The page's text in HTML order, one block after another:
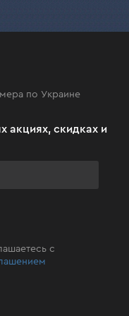
по Украине
акциях, скидках и
с